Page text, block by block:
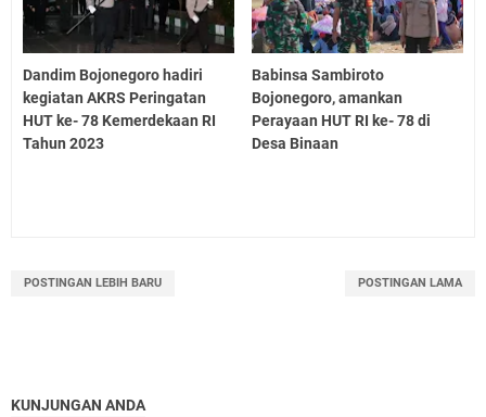
Dandim Bojonegoro hadiri
kegiatan AKRS Peringatan
HUT ke- 78 Kemerdekaan RI
Tahun 2023
Babinsa Sambiroto
Bojonegoro, amankan
Perayaan HUT RI ke- 78 di
Desa Binaan
POSTINGAN LEBIH BARU POSTINGAN LAMA
KUNJUNGAN ANDA